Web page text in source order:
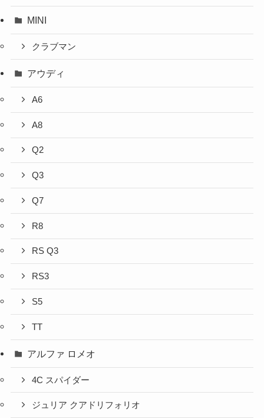
MINI
クラブマン
アウディ
A6
A8
Q2
Q3
Q7
R8
RS Q3
RS3
S5
TT
アルファ ロメオ
4C スパイダー
ジュリア クアドリフォリオ